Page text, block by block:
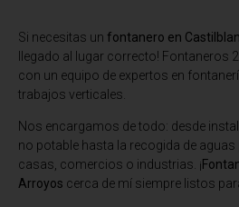
Si necesitas un fontanero en
llegado al lugar correcto! Fontaneros
con un equipo de expertos en
trabajos verticales.
Nos encargamos de todo: desde
no potable hasta la recogida de aguas
casas, comercios o industrias. ¡
Arroyos cerca de mí siempre listos